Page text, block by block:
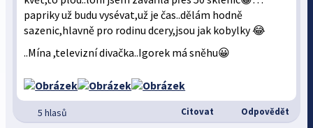
papriky už budu vysévat,už je čas..dělám hodně
sazenic,hlavně pro rodinu dcery,jsou jak kobylky 😂
..Mína ,televizní divačka..Igorek má sněhu😀
5 hlasů Citovat Odpovědět